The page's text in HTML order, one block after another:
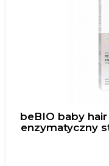
beBIO baby
enzymatyczny